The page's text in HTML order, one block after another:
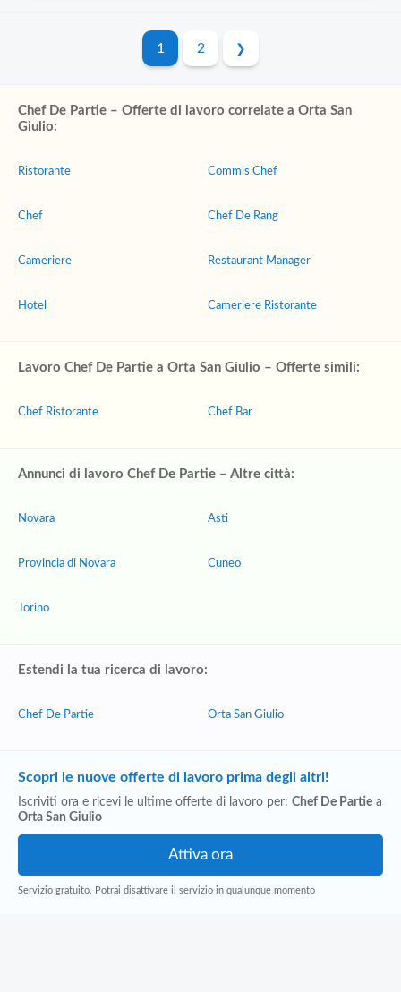
1 2
Chef De Partie – Offerte di lavoro correlate a Orta San
Giulio:
Ristorante
Chef
Cameriere
Hotel
Commis Chef
Chef De Rang
Restaurant Manager
Cameriere Ristorante
Lavoro Chef De Partie a Orta San Giulio – Offerte simili:
Chef Ristorante Chef Bar
Annunci di lavoro Chef De Partie – Altre città:
Novara
Provincia di Novara
Torino
Asti
Cuneo
Estendi la tua ricerca di lavoro:
Chef De Partie Orta San Giulio
Scopri le nuove offerte di lavoro prima degli altri!
Iscriviti ora e ricevi le ultime offerte di lavoro per: Chef De Partie a
Orta San Giulio
Servizio gratuito. Potrai disattivare il servizio in qualunque momento